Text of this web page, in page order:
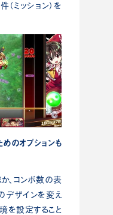
ミッション）を
のオプションも
、コンボ数の表
デザインを変え
を設定すること